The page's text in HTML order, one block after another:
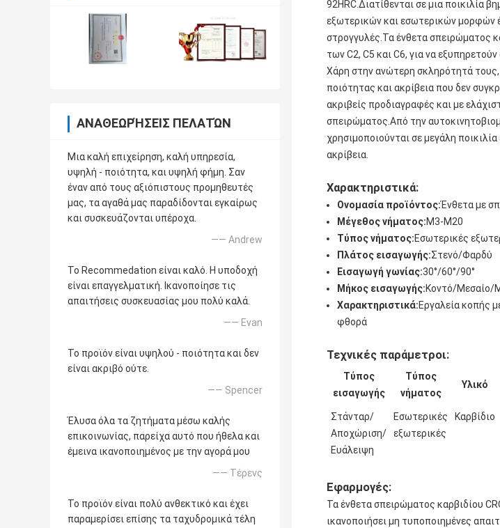
ΑΝΑΘΕΩΡΉΣΕΙΣ ΠΕΛΑΤΏΝ
Μια καλή επιχείρηση, καλή υπηρεσία,
υψηλή - ποιότητα, και υψηλή φήμη. Σαν
έναν από τους αξιόπιστους προμηθευτές
μας, τα αγαθά μας παραδίδονται εγκαίρως
και συσκευάζονται υπέροχα.
—— Andrew
Το Recommedation είναι καλό. Η υποδοχή
είναι επαγγελματική. Ικανοποίησε τις
απαιτήσεις συσκευασίας μου πολύ καλά.
—— Evan
Το προϊόν είναι υψηλού - ποιότητα και δεν
είναι ακριβό ούτε.
—— Spencer
Έλυσα όλα τα ζητήματα μέσω καλής
επικοινωνίας, παρείχα αυτό που ήθελα και
έμεινα ικανοποιημένος με την αγορά μου
—— Τέρενς
Το προϊόν είναι πολύ ανθεκτικό και έχει
παραμερίσει επίσης τα ταχυδρομικά τέλη
92HRC.Διατίθενται σε μια ποικιλία
εξωτερικών και εσωτερικών μορφών
στρογγυλές.Τα ένθετα σπειρώματος
των C2, C5 και C6, για να
Χάρη στην ανώτερη σκληρότητά
ποιότητας και ακρίβεια που δεν
ακριβείς προδιαγραφές και με
σπειρώματος.Από την
χρησιμοποιούνται σε μεγάλη
ακρίβεια.
Χαρακτηριστικά:
Ονομασία προϊόντος:Ένθετα με
Μέγεθος νήματος:Μ3-Μ20
Τύπος νήματος:Εσωτερικές
Πλάτος εισαγωγής:Στενό/Φαρδύ
Εισαγωγή γωνίας:30°/60°/90°
Μήκος εισαγωγής:Κοντό/Μεσαίο/
Χαρακτηριστικά:Εργαλεία κοπής
φθορά
Τεχνικές παράμετροι:
Τύπος
εισαγωγής
Τύπος
νήματος
Υλικό
Στάνταρ/
Αποχώριση/
Ευάλειψη
Εσωτερικές
εξωτερικές
Καρβίδιο
Εφαρμογές:
Τα ένθετα σπειρώματος καρβιδίου
ικανοποιήσει μη τυποποιημένες